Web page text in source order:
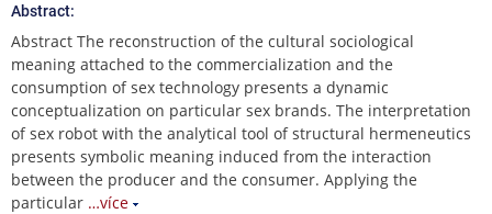
Abstract:
Abstract The reconstruction of the cultural sociological
meaning attached to the commercialization and the
consumption of sex technology presents a dynamic
conceptualization on particular sex brands. The interpretation
of sex robot with the analytical tool of structural hermeneutics
presents symbolic meaning induced from the interaction
between the producer and the consumer. Applying the
particular …více